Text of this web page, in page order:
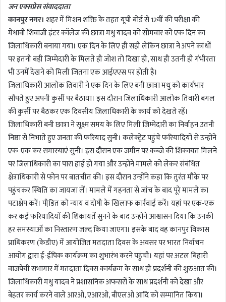
a
n
e
m
a
i
l
जन एक्सप्रेस संवाददाता
कानपुर नगर। शहर में मिशन शक्ति के तहत यूपी बोर्ड से 12वीं की परीक्षा की
मेधावी शिवाजी इंटर कॉलेज की छात्रा मधु यादव को सोमवार को एक दिन का
जिलाधिकारी बनाया गया। एक दिन के लिए ही सही लेकिन छात्रा ने अपने कांधों
पर इतनी बड़ी जिम्मेदारी के मिलते ही जोश तो दिखा ही, साथ ही उतनी ही गंभीरता
भी उनमें देखने को मिली जितना एक आईएएस पर होती है।
जिलाधिकारी आलोक तिवारी ने एक दिन के लिए बनी छात्रा मधु को कार्यभार
सौंपते हुए अपनी कुर्सी पर बैठाया। इस दौरान जिलाधिकारी आलोक तिवारी बगल
की कुर्सी पर बैठकर एक दिवसीय जिलाधिकारी के कार्य को देखते रहें।
जिलाधिकारी बनी छात्रा ने सूक्ष्म समय के लिए मिली जिम्मेदारी का निर्वाहन उतनी
निष्ठा से निभाते हुए जनता की फरियाद सुनी। कलेक्ट्रेट पहुंचे फरियादियों से उन्होंने
एक-एक कर समास्याएं सुनी। इस दौरान एक जमीन पर कब्जे की शिकायत मिलने
पर जिलाधिकारी का पारा हाई हो गया और उन्होंने मामले को लेकर संबंधित
क्षेत्राधिकारी से फोन पर बातचीत की। इस दौरान उन्होंने कहा कि तुरंत मौके पर
पहुंचकर स्थिति का जायजा लें। मामले में गहनता से जांच के बाद पूरे मामले का
पटाक्षेप करें। पीडि़त को न्याय व दोषी के खिलाफ कार्रवाई करें। यहां पर एक-एक
कर कई फरियादियों की शिकायतें सुनने के बाद उन्होंने आश्वासन दिया कि उनकी
हर समस्याओं का निस्तारण जल्द किया जाएगा। इसके बाद वह कानपुर विकास
प्राधिकरण (केडीए) में आयोजित मतदाता दिवस के अवसर पर भारत निर्वाचन
आयोग द्वारा ई-ईपिक कार्यक्रम का शुभारंभ करने पहुंची। यहां पर अटल बिहारी
वाजपेयी सभागार में मतदाता दिवस कार्यक्रम के साथ ही प्रदर्शनी की शुरुआत की।
जिलाधिकारी मधु यादव ने प्रशासनिक अफसरों के साथ प्रदर्शनी को देखा और
बेहतर कार्य करने वाले आरओ, एआरओ, बीएलओ आदि को सम्मानित किया।